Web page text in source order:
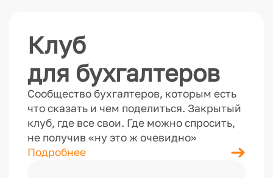
Клуб
для бухгалтеров
Сообщество бухгалтеров, которым есть
что сказать и чем поделиться. Закрытый
клуб, где все свои. Где можно спросить,
не получив «ну это ж очевидно»
Подробнее